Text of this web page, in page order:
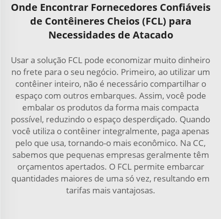
Onde Encontrar Fornecedores Confiáveis
de Contêineres Cheios (FCL) para
Necessidades de Atacado
Usar a solução FCL pode economizar muito dinheiro
no frete para o seu negócio. Primeiro, ao utilizar um
contêiner inteiro, não é necessário compartilhar o
espaço com outros embarques. Assim, você pode
embalar os produtos da forma mais compacta
possível, reduzindo o espaço desperdiçado. Quando
você utiliza o contêiner integralmente, paga apenas
pelo que usa, tornando-o mais econômico. Na CC,
sabemos que pequenas empresas geralmente têm
orçamentos apertados. O FCL permite embarcar
quantidades maiores de uma só vez, resultando em
tarifas mais vantajosas.